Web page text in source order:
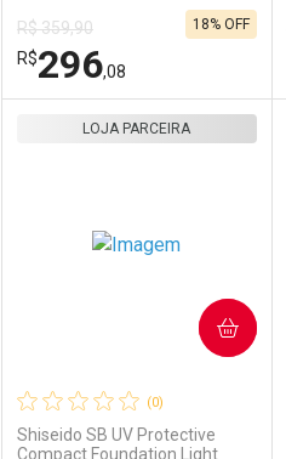
Comprar sem Desconto
Por R$ 312,92/cada
Comprar sem Desconto
Por R$ 312,92/cada
R$ 359,90
R$296,08
18% OFF
(0)
Shiseido SB UV Protective
Compact Foundation Light
LOJA PARCEIRA
COMPRAR